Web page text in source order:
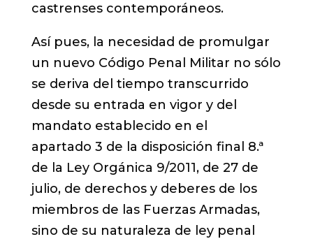
castrenses contemporáneos.
Así pues, la necesidad de promulgar
un nuevo Código Penal Militar no sólo
se deriva del tiempo transcurrido
desde su entrada en vigor y del
mandato establecido en el
apartado 3 de la disposición final 8.ª
de la Ley Orgánica 9/2011, de 27 de
julio, de derechos y deberes de los
miembros de las Fuerzas Armadas,
sino de su naturaleza de ley penal